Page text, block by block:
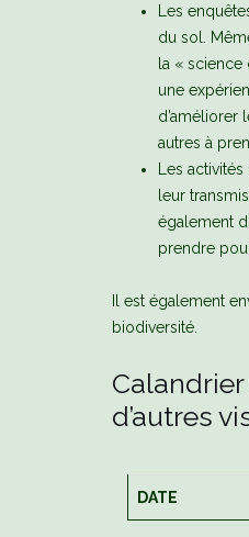
Les
du sol.
la « science
une
d’améliorer
autres à
Les
leur
également
prendre
Il est également
biodiversité.
d’autres
DATE